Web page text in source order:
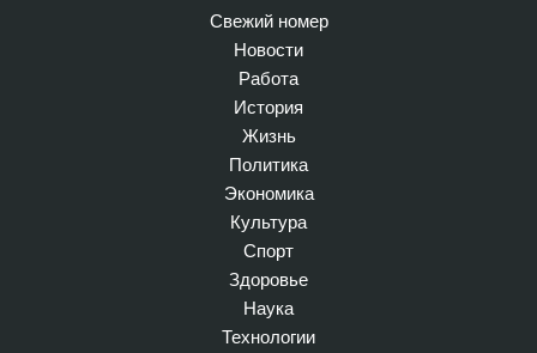
Свежий номер
Новости
Работа
История
Жизнь
Политика
Экономика
Культура
Спорт
Здоровье
Наука
Технологии